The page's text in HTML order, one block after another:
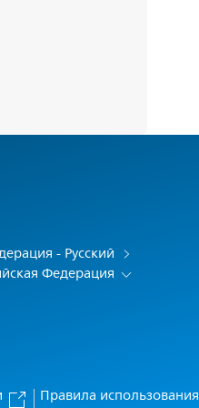
- Русский
Федерация
Правила использования